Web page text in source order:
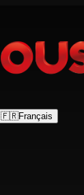
🇫🇷Français